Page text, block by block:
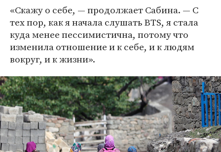
«Скажу о себе, — продолжает Сабина. — С
тех пор, как я начала слушать BTS, я стала
куда менее пессимистична, потому что
изменила отношение и к себе, и к людям
вокруг, и к жизни».